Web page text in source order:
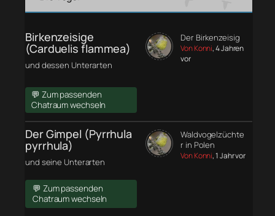
Birkenzeisige
(Carduelis flammea)
und dessen Unterarten
💬 Zum passenden
Chatraum wechseln
Der Birkenzeisig
Von Konni, 4 Jahren
vor
Der Gimpel (Pyrrhula
pyrrhula)
und seine Unterarten
💬 Zum passenden
Chatraum wechseln
Waldvogelzüchte
r in Polen
Von Konni, 1 Jahr vor